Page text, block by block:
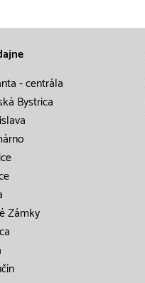
- centrála
Bystrica
Zámky